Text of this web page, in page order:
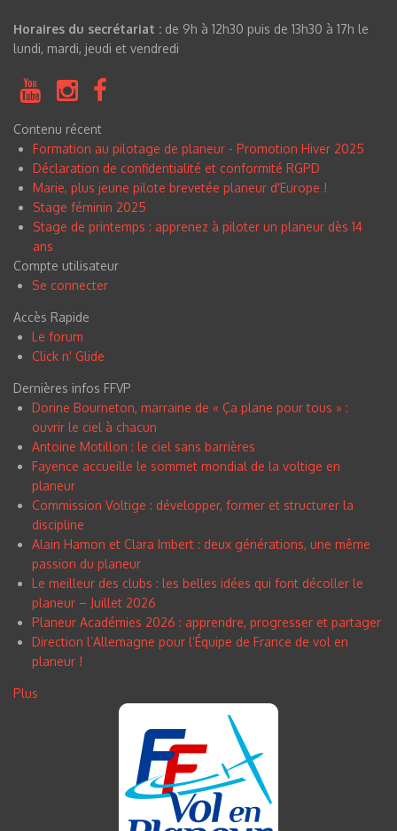
Horaires du secrétariat : de 9h à 12h30 puis de 13h30 à 17h le
lundi, mardi, jeudi et vendredi
Contenu récent
Formation au pilotage de planeur - Promotion Hiver 2025
Déclaration de confidentialité et conformité RGPD
Marie, plus jeune pilote brevetée planeur d'Europe !
Stage féminin 2025
Stage de printemps : apprenez à piloter un planeur dès 14
ans
Compte utilisateur
Se connecter
Accès Rapide
Le forum
Click n' Glide
Dernières infos FFVP
Dorine Bourneton, marraine de « Ça plane pour tous » :
ouvrir le ciel à chacun
Antoine Motillon : le ciel sans barrières
Fayence accueille le sommet mondial de la voltige en
planeur
Commission Voltige : développer, former et structurer la
discipline
Alain Hamon et Clara Imbert : deux générations, une même
passion du planeur
Le meilleur des clubs : les belles idées qui font décoller le
planeur – Juillet 2026
Planeur Académies 2026 : apprendre, progresser et partager
Direction l’Allemagne pour l’Équipe de France de vol en
planeur !
Plus